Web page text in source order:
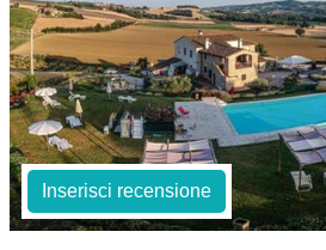
Inserisci recensione